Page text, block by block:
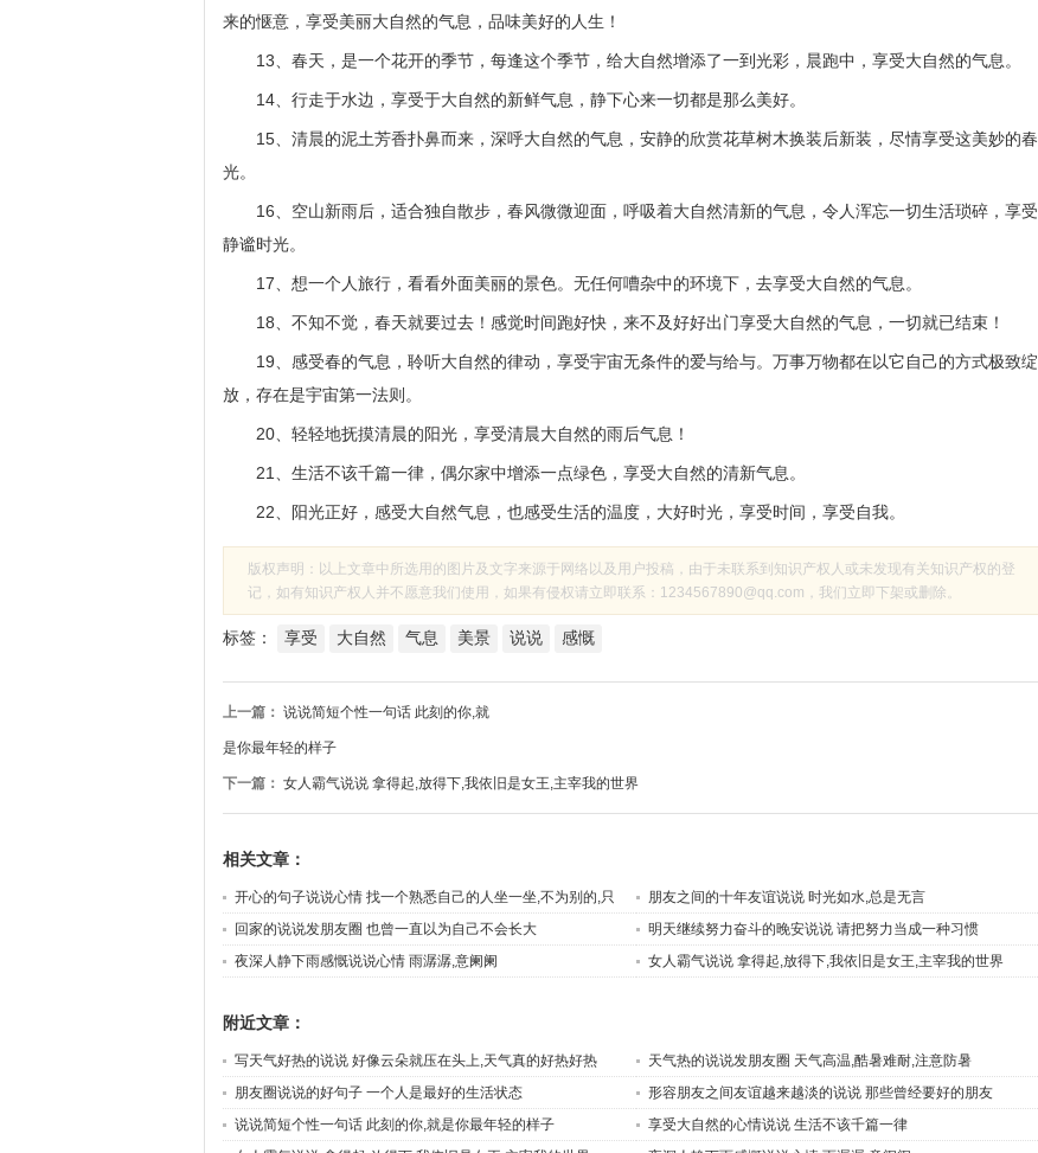
来的惬意，享受美丽大自然的气息，品味美好的人生！
13、春天，是一个花开的季节，每逢这个季节，给大自然增添了一到光彩，晨跑中，享受大自然的气息。
14、行走于水边，享受于大自然的新鲜气息，静下心来一切都是那么美好。
15、清晨的泥土芳香扑鼻而来，深呼大自然的气息，安静的欣赏花草树木换装后新装，尽情享受这美妙的春
光。
16、空山新雨后，适合独自散步，春风微微迎面，呼吸着大自然清新的气息，令人浑忘一切生活琐碎，享受
静谧时光。
17、想一个人旅行，看看外面美丽的景色。无任何嘈杂中的环境下，去享受大自然的气息。
18、不知不觉，春天就要过去！感觉时间跑好快，来不及好好出门享受大自然的气息，一切就已结束！
19、感受春的气息，聆听大自然的律动，享受宇宙无条件的爱与给与。万事万物都在以它自己的方式极致绽
放，存在是宇宙第一法则。
20、轻轻地抚摸清晨的阳光，享受清晨大自然的雨后气息！
21、生活不该千篇一律，偶尔家中增添一点绿色，享受大自然的清新气息。
22、阳光正好，感受大自然气息，也感受生活的温度，大好时光，享受时间，享受自我。
版权声明：以上文章中所选用的图片及文字来源于网络以及用户投稿，由于未联系到知识产权人或未发现有关知识产权的登
记，如有知识产权人并不愿意我们使用，如果有侵权请立即联系：1234567890@qq.com，我们立即下架或删除。
标签： 享受 大自然 气息 美景 说说 感慨
上一篇： 说说简短个性一句话 此刻的你,就
是你最年轻的样子
下一篇： 女人霸气说说 拿得起,放得下,我依旧是女王,主宰我的世界
相关文章：
开心的句子说说心情 找一个熟悉自己的人坐一坐,不为别的,只
是坐坐
朋友之间的十年友谊说说 时光如水,总是无言
回家的说说发朋友圈 也曾一直以为自己不会长大
明天继续努力奋斗的晚安说说 请把努力当成一种习惯
夜深人静下雨感慨说说心情 雨潺潺,意阑阑
女人霸气说说 拿得起,放得下,我依旧是女王,主宰我的世界
附近文章：
写天气好热的说说 好像云朵就压在头上,天气真的好热好热
天气热的说说发朋友圈 天气高温,酷暑难耐,注意防暑
朋友圈说说的好句子 一个人是最好的生活状态
形容朋友之间友谊越来越淡的说说 那些曾经要好的朋友
说说简短个性一句话 此刻的你,就是你最年轻的样子
享受大自然的心情说说 生活不该千篇一律